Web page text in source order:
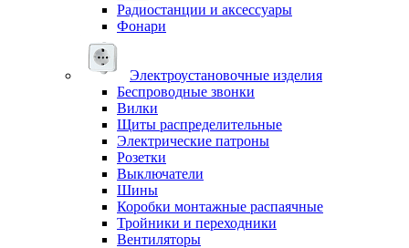
Радиостанции и аксессуары
Фонари
Электроустановочные изделия
Беспроводные звонки
Вилки
Щиты распределительные
Электрические патроны
Розетки
Выключатели
Шины
Коробки монтажные распаячные
Тройники и переходники
Вентиляторы